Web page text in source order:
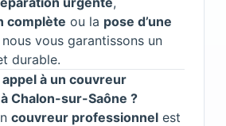
complète ou la pose d’une
nous vous garantissons un
durable.
à un couvreur
Chalon-sur-Saône ?
couvreur professionnel est